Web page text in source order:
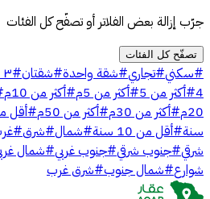
جرّب إزالة بعض الفلاتر أو تصفّح كل الفئات
تصفّح كل الفئات
#سكني#تجاري#شقة واحدة#شقتان#٣ شقق
4
#أكثر من 5 #أكثر من 5م #أكثر من 10م
20م #أكثر من 30م #أكثر من 50م #أقل من
سنة#أقل من 10 سنة #شمال#شرق#
شرقي#جنوب شرقي#جنوب غربي#شمال
شوارع#شمال جنوب#شرق غرب